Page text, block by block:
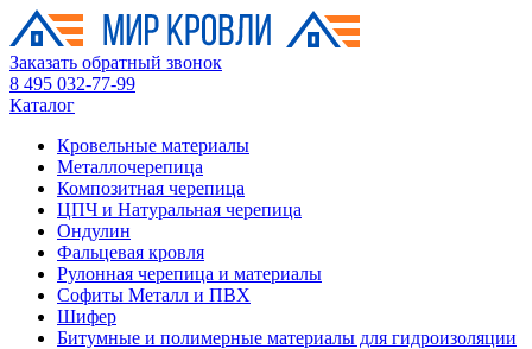
Заказать обратный звонок
8 495 032-77-99
Каталог
Кровельные материалы
Металлочерепица
Композитная черепица
ЦПЧ и Натуральная черепица
Ондулин
Фальцевая кровля
Рулонная черепица и материалы
Софиты Металл и ПВХ
Шифер
Битумные и полимерные материалы для гидроизоляции